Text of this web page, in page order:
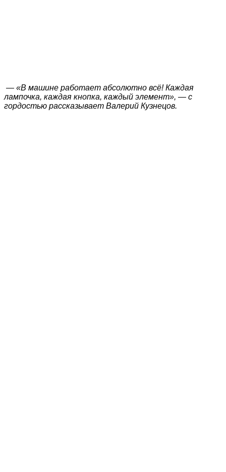
— «В машине работает абсолютно всё! Каждая
лампочка, каждая кнопка, каждый элемент», — с
гордостью рассказывает Валерий Кузнецов.